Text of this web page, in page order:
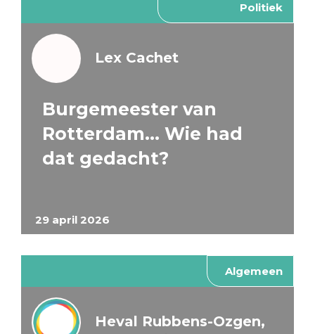
Politiek
29 april 2026
Lex Cachet
Burgemeester van
Rotterdam… Wie had
dat gedacht?
Algemeen
Heval Rubbens-Ozgen,